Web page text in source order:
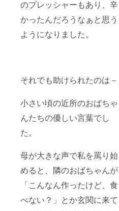
のプレッシャーもあり、辛
かったんだろうなぁと思う
ようになりました。
それでも助けられたのは－
小さい頃の近所のおばちゃ
んたちの優しい言葉でし
た。
母が大きな声で私を罵り始
めると、隣のおばちゃんが
「こんなん作ったけど、食
べない？」とか玄関に来て